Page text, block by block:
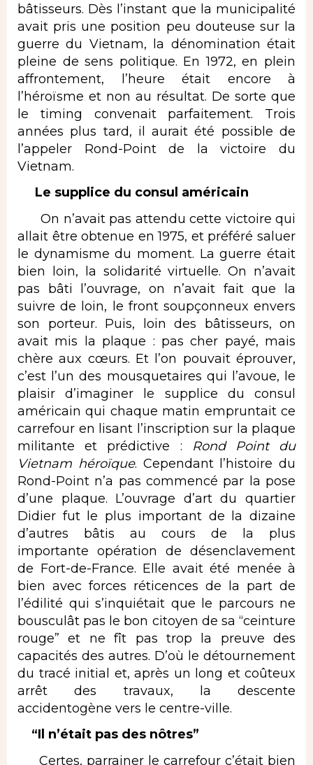
bâtisseurs. Dès l’instant que la municipalité
avait pris une position peu douteuse sur la
guerre du Vietnam, la dénomination était
pleine de sens politique. En 1972, en plein
affrontement, l’heure était encore à
l’héroïsme et non au résultat. De sorte que
le timing convenait parfaitement. Trois
années plus tard, il aurait été possible de
l’appeler Rond-Point de la victoire du
Vietnam.
Le supplice du consul américain
On n’avait pas attendu cette victoire qui
allait être obtenue en 1975, et préféré saluer
le dynamisme du moment. La guerre était
bien loin, la solidarité virtuelle. On n’avait
pas bâti l’ouvrage, on n’avait fait que la
suivre de loin, le front soupçonneux envers
son porteur. Puis, loin des bâtisseurs, on
avait mis la plaque : pas cher payé, mais
chère aux cœurs. Et l’on pouvait éprouver,
c’est l’un des mousquetaires qui l’avoue, le
plaisir d’imaginer le supplice du consul
américain qui chaque matin empruntait ce
carrefour en lisant l’inscription sur la plaque
militante et prédictive :
Rond Point du
Vietnam héroïque. Cependant l’histoire du
Rond-Point n’a pas commencé par la pose
d’une plaque. L’ouvrage d’art du quartier
Didier fut le plus important de la dizaine
d’autres bâtis au cours de la plus
importante opération de désenclavement
de Fort-de-France. Elle avait été menée à
bien avec forces réticences de la part de
l’édilité qui s’inquiétait que le parcours ne
bousculât pas le bon citoyen de sa “ceinture
rouge” et ne fît pas trop la preuve des
capacités des autres. D’où le détournement
du tracé initial et, après un long et coûteux
arrêt des travaux, la descente
accidentogène vers le centre-ville.
“Il n’était pas des nôtres”
Certes, parrainer le carrefour c’était bien